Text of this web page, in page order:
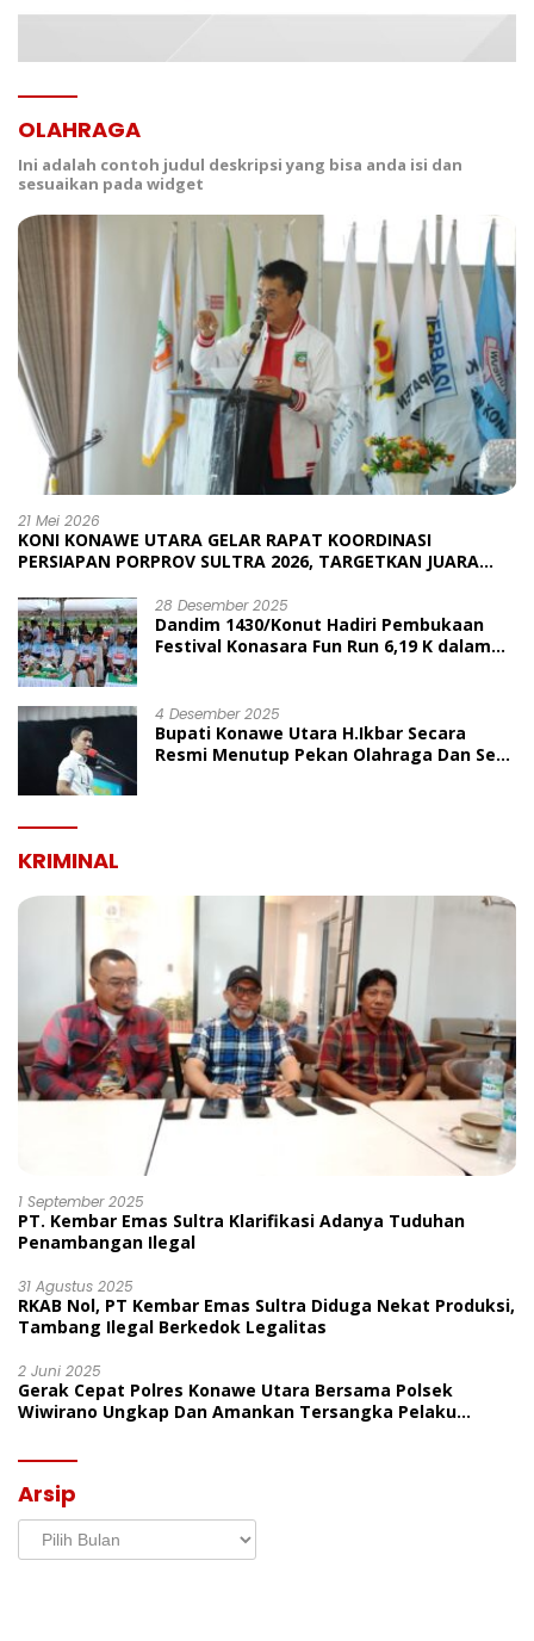
OLAHRAGA
Ini adalah contoh judul deskripsi yang bisa anda isi dan
sesuaikan pada widget
21 Mei 2026
KONI KONAWE UTARA GELAR RAPAT KOORDINASI
PERSIAPAN PORPROV SULTRA 2026, TARGETKAN JUARA
28 Desember 2025
Dandim 1430/Konut Hadiri Pembukaan
Festival Konasara Fun Run 6,19 K dalam
4 Desember 2025
Bupati Konawe Utara H.Ikbar Secara
Resmi Menutup Pekan Olahraga Dan Seni
KRIMINAL
1 September 2025
PT. Kembar Emas Sultra Klarifikasi Adanya Tuduhan
Penambangan Ilegal
31 Agustus 2025
RKAB Nol, PT Kembar Emas Sultra Diduga Nekat Produksi,
Tambang Ilegal Berkedok Legalitas
2 Juni 2025
Gerak Cepat Polres Konawe Utara Bersama Polsek
Wiwirano Ungkap Dan Amankan Tersangka Pelaku
Arsip
Arsip